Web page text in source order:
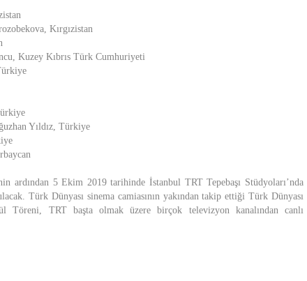
Kırgızistan
Kuzey Kıbrıs Türk Cumhuriyeti
Yıldız, Türkiye
ardından 5 Ekim 2019 tarihinde İstanbul TRT Tepebaşı Stüdyoları’nda
Türk Dünyası sinema camiasının yakından takip ettiği Türk Dünyası
Töreni, TRT başta olmak üzere birçok televizyon kanalından canlı